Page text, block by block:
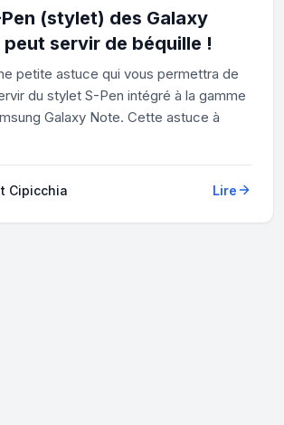
(stylet) des Galaxy
peut servir de béquille !
petite astuce qui vous permettra de
du stylet S-Pen intégré à la gamme
Galaxy Note. Cette astuce à
Cipicchia Lire